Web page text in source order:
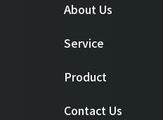
About Us
Service
Product
Contact Us